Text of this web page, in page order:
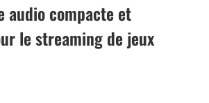
audio compacte et
le streaming de jeux